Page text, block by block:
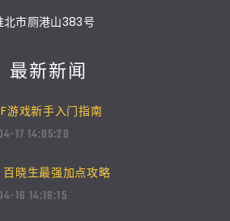
北市厕港山383号
最新新闻
游戏新手入门指南
17 14:05:20
晓生最强加点攻略
16 14:16:15